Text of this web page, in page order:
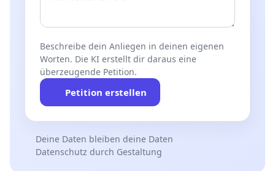
Beschreibe dein Anliegen in deinen eigenen
Worten. Die KI erstellt dir daraus eine
überzeugende Petition.
Petition erstellen
Deine Daten bleiben deine Daten
Datenschutz durch Gestaltung